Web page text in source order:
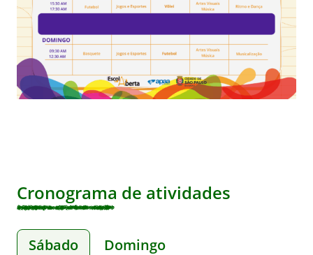
Cronograma de atividades
Sábado Domingo